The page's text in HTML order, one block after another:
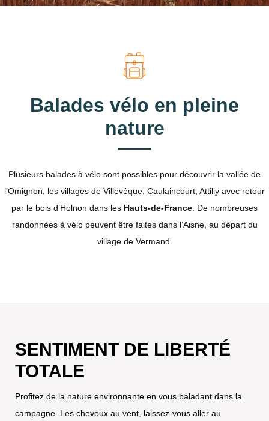
Balades vélo en pleine
nature
Plusieurs balades à vélo sont possibles pour découvrir la vallée de
l’Omignon, les villages de Villevêque, Caulaincourt, Attilly avec retour
par le bois d’Holnon dans les Hauts-de-France . De nombreuses
randonnées à vélo peuvent être faites dans l’Aisne, au départ du
village de Vermand.
SENTIMENT DE LIBERTÉ
TOTALE
Profitez de la nature environnante en vous baladant dans la
campagne. Les cheveux au vent, laissez-vous aller au